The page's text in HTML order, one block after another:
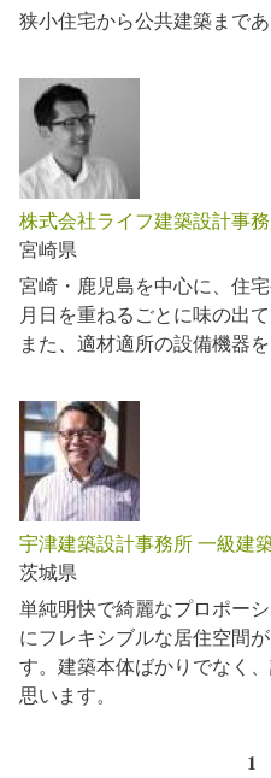
狭小住宅から公共建築まで
株式会社ライフ建築設計事
宮崎県
宮崎・鹿児島を中心に、住
月日を重ねるごとに味の出
また、適材適所の設備機器
宇津建築設計事務所 一級建
茨城県
単純明快で綺麗なプロポー
にフレキシブルな居住空間
す。建築本体ばかりでなく
思います。
1